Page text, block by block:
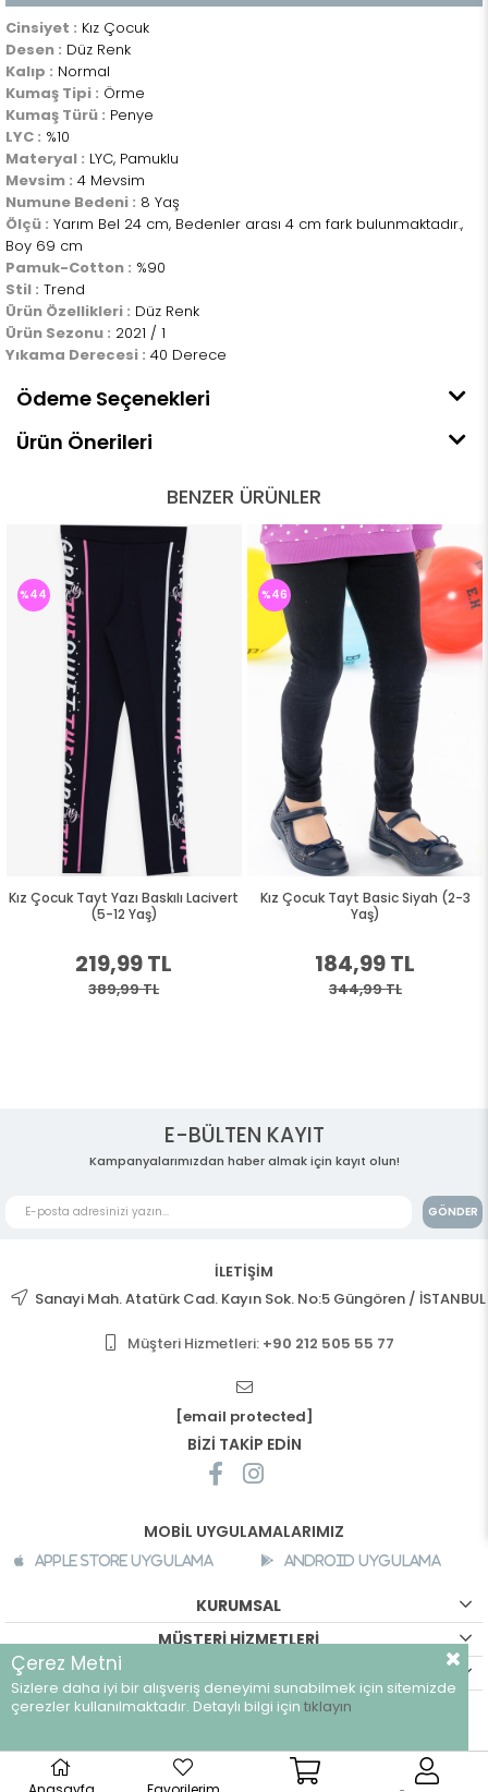
Cinsiyet : Kız Çocuk
Desen : Düz Renk
Kalıp : Normal
Kumaş Tipi : Örme
Kumaş Türü : Penye
LYC : %10
Materyal : LYC, Pamuklu
Mevsim : 4 Mevsim
Numune Bedeni : 8 Yaş
Ölçü : Yarım Bel 24 cm, Bedenler arası 4 cm fark bulunmaktadır.,
Boy 69 cm
Pamuk-Cotton : %90
Stil : Trend
Ürün Özellikleri : Düz Renk
Ürün Sezonu : 2021 / 1
Yıkama Derecesi : 40 Derece
Ödeme Seçenekleri
Ürün Önerileri
BENZER ÜRÜNLER
Kız Çocuk Tayt Yazı Baskılı Lacivert
(5-12 Yaş)
219,99 TL
389,99 TL
%44
Kız Çocuk Tayt Basic Siyah (2-3
Yaş)
184,99 TL
344,99 TL
%46
E-BÜLTEN KAYIT
Kampanyalarımızdan haber almak için kayıt olun!
GÖNDER
İLETİŞİM
Sanayi Mah. Atatürk Cad. Kayın Sok. No:5 Güngören / İSTANBUL
Müşteri Hizmetleri: +90 212 505 55 77
[email protected]
BİZİ TAKİP EDİN
MOBİL UYGULAMALARIMIZ
Apple Store Uygulama Android Uygulama
KURUMSAL
MÜŞTERİ HİZMETLERİ
©breeze.com.tr - Tüm hakları saklıdır.
Çerez Metni
Sizlere daha iyi bir alışveriş deneyimi sunabilmek için sitemizde
çerezler kullanılmaktadır. Detaylı bilgi için tıklayın